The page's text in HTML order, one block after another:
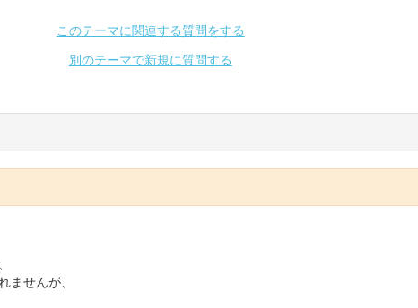
このテーマに関連する質問をする
別のテーマで新規に質問する
ませんが、